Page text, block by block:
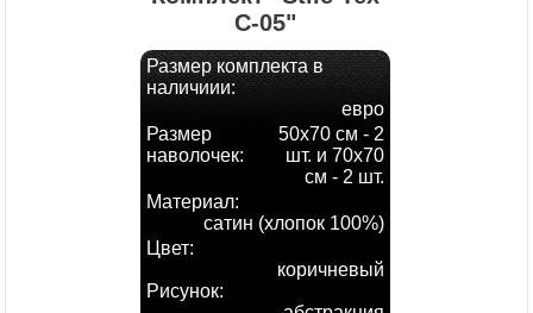
С-05"
Размер комплекта в
наличиии:
евро
Размер
наволочек:
50х70 см - 2
шт. и 70х70
см - 2 шт.
Материал:
сатин (хлопок 100%)
Цвет:
коричневый
Рисунок: